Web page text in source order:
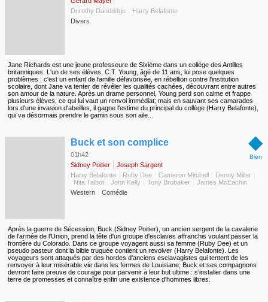
Dorothy Dandridge
Harry Belafonte
Divers
Jane Richards est une jeune professeure de Sixième dans un collège des Antilles
britanniques. L'un de ses élèves, C.T. Young, âgé de 11 ans, lui pose quelques
problèmes : c'est un enfant de famille défavorisée, en rébellion contre l'institution
scolaire, dont Jane va tenter de révéler les qualités cachées, découvrant entre autres
son amour de la nature. Après un drame personnel, Young perd son calme et frappe
plusieurs élèves, ce qui lui vaut un renvoi immédiat; mais en sauvant ses camarades
lors d'une invasion d'abeilles, il gagne l'estime du principal du collège (Harry Belafonte),
qui va désormais prendre le gamin sous son aile...
◆
Bien
Buck et son complice
01h42
Sidney Poitier
Joseph Sargent
Harry Belafonte
Ruby Dee Cameron Mitchell
Denny Miller
Nita Talbot
John Kelly Tony Brubaker
James McEachin
Western
Comédie
Après la guerre de Sécession, Buck (Sidney Poitier), un ancien sergent de la cavalerie
de l'armée de l'Union, prend la tête d'un groupe d'esclaves affranchis voulant passer la
frontière du Colorado. Dans ce groupe voyagent aussi sa femme (Ruby Dee) et un
pseudo pasteur dont la bible truquée contient un revolver (Harry Belafonte). Les
voyageurs sont attaqués par des hordes d'anciens esclavagistes qui tentent de les
renvoyer à leur misérable vie dans les fermes de Louisiane; Buck et ses compagnons
devront faire preuve de courage pour parvenir à leur but ultime : s'installer dans une
terre de promesses et connaître enfin une existence d'hommes libres.